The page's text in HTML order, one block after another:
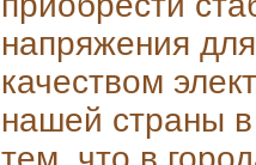
напряжения
качеством
нашей страны